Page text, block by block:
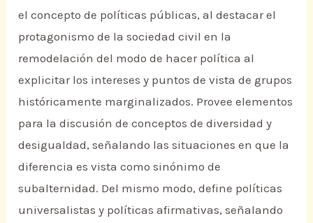
el concepto de políticas públicas, al destacar el
protagonismo de la sociedad civil en la
remodelación del modo de hacer política al
explicitar los intereses y puntos de vista de grupos
históricamente marginalizados. Provee elementos
para la discusión de conceptos de diversidad y
desigualdad, señalando las situaciones en que la
diferencia es vista como sinónimo de
subalternidad. Del mismo modo, define políticas
universalistas y políticas afirmativas, señalando